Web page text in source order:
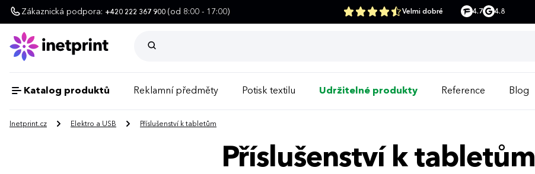
Zákaznická podpora: +420 222 367 900 (od 8:00 - 17:00) Velmi dobré 4.7 4.8
Katalog produktů Reklamní předměty Potisk textilu Udržitelné produkty Reference Blog
Inetprint.cz Elektro a USB Příslušenství k tabletům
Příslušenství k tabletům